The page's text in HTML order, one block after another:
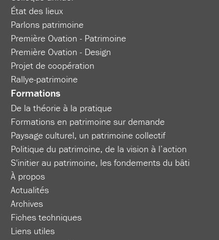
État des lieux
Parlons patrimoine
Première Ovation - Patrimoine
Première Ovation - Design
Projet de coopération
Rallye-patrimoine
Formations
De la théorie à la pratique
Formations en patrimoine sur demande
Paysage culturel, un patrimoine collectif
Politique du patrimoine, de la vision à l’action
S'initier au patrimoine, les fondements du bâti
À propos
Actualités
Archives
Fiches techniques
Liens utiles